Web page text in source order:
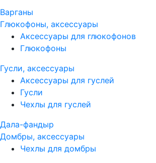
Варганы
Глюкофоны, аксессуары
Аксессуары для глюкофонов
Глюкофоны
Гусли, аксессуары
Аксессуары для гуслей
Гусли
Чехлы для гуслей
Дала-фандыр
Домбры, аксессуары
Чехлы для домбры